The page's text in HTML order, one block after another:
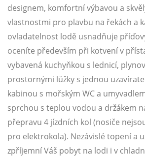
designem, komfortní výbavou a
vlastnostmi pro plavbu na řekách a
ovladatelnost lodě usnadňuje
oceníte především při kotvení v
vybavená kuchyňkou s lednicí,
prostornými lůžky s jednou
kabinou s mořským WC a
sprchou s teplou vodou a držákem
přepravu 4 jízdních kol (nosiče
pro elektrokola). Nezávislé topení a
zpříjemní Váš pobyt na lodi i v